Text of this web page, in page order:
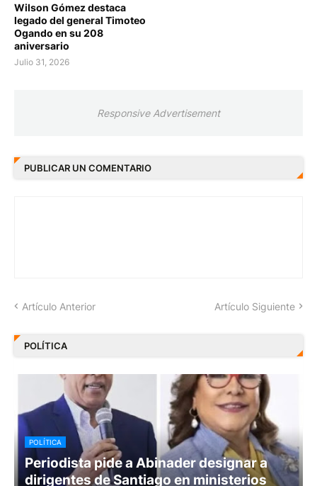
Wilson Gómez destaca
legado del general Timoteo
Ogando en su 208
aniversario
Julio 31, 2026
Responsive Advertisement
PUBLICAR UN COMENTARIO
Artículo Anterior Artículo Siguiente
POLÍTICA
POLÍTICA
Periodista pide a Abinader designar a
dirigentes de Santiago en ministerios